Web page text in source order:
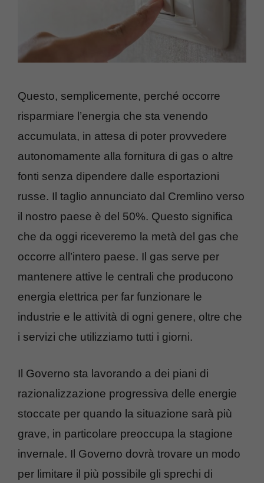
Questo, semplicemente, perché occorre
risparmiare l’energia che sta venendo
accumulata, in attesa di poter provvedere
autonomamente alla fornitura di gas o altre
fonti senza dipendere dalle esportazioni
russe. Il taglio annunciato dal Cremlino verso
il nostro paese è del 50%. Questo significa
che da oggi riceveremo la metà del gas che
occorre all’intero paese. Il gas serve per
mantenere attive le centrali che producono
energia elettrica per far funzionare le
industrie e le attività di ogni genere, oltre che
i servizi che utilizziamo tutti i giorni.
Il Governo sta lavorando a dei piani di
razionalizzazione progressiva delle energie
stoccate per quando la situazione sarà più
grave, in particolare preoccupa la stagione
invernale. Il Governo dovrà trovare un modo
per limitare il più possibile gli sprechi di